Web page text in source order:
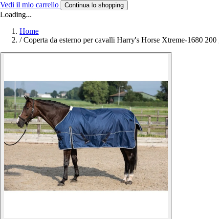
Vedi il mio carrello Continua lo shopping
Loading...
Home
/ Coperta da esterno per cavalli Harry's Horse Xtreme-1680 200